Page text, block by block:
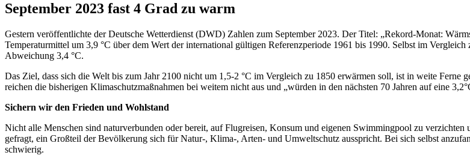
September 2023 fast 4 Grad zu warm
Gestern veröffentlichte der Deutsche Wetterdienst (DWD) Zahlen zum September 2023. Der Titel: „Rekord-Monat:
Temperaturmittel um 3,9 °C über dem Wert der international gültigen Referenzperiode 1961 bis 1990. Selbst im
Abweichung 3,4 °C.
Das Ziel, dass sich die Welt bis zum Jahr 2100 nicht um 1,5-2 °C im Vergleich zu 1850 erwärmen soll, ist in weite
reichen die bisherigen Klimaschutzmaßnahmen bei weitem nicht aus und „würden in den nächsten 70 Jahren auf eine
Sichern wir den Frieden und Wohlstand
Nicht alle Menschen sind naturverbunden oder bereit, auf Flugreisen, Konsum und eigenen Swimmingpool zu
gefragt, ein Großteil der Bevölkerung sich für Natur-, Klima-, Arten- und Umweltschutz ausspricht. Bei sich selbst
schwierig.